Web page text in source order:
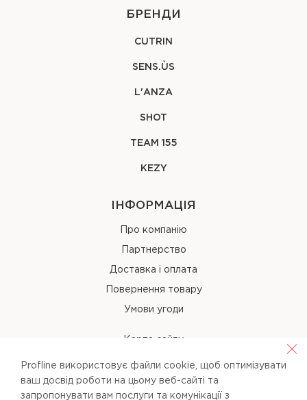
БРЕНДИ
CUTRIN
SENS.ÙS
L'ANZA
SHOT
TEAM 155
KEZY
ІНФОРМАЦІЯ
Про компанію
Партнерство
Доставка і оплата
Повернення товару
Умови угоди
Карта сайту
КОНТАКТИ
Profline використовує файли cookie, щоб оптимізувати
ваш досвід роботи на цьому веб-сайті та
запропонувати вам послуги та комунікації з